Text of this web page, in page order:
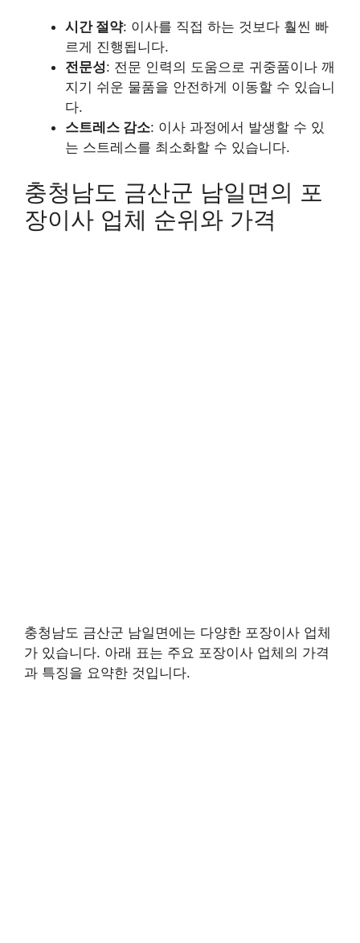
시간 절약: 이사를 직접 하는 것보다 훨씬 빠
르게 진행됩니다.
전문성: 전문 인력의 도움으로 귀중품이나 깨
지기 쉬운 물품을 안전하게 이동할 수 있습니
다.
스트레스 감소: 이사 과정에서 발생할 수 있
는 스트레스를 최소화할 수 있습니다.
충청남도 금산군 남일면의 포
장이사 업체 순위와 가격
충청남도 금산군 남일면에는 다양한 포장이사 업체
가 있습니다. 아래 표는 주요 포장이사 업체의 가격
과 특징을 요약한 것입니다.